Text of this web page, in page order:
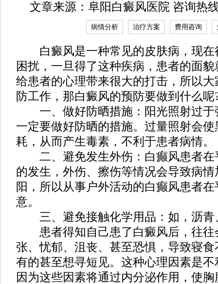
文章来源：阜阳白癜风医院 咨询热
病情分析 治疗方案 费用咨询
白癜风是一种常见的皮肤病，现在
困扰，一旦得了这种疾病，患者的面
给患者的心理带来很大的打击，所以
防工作，那白癜风的预防要做到什么呢
一、做好防晒措施：阳光照射过于
一定要做好防晒的措施。过量照射会
耗，从而产生毒素，不利于患者病情。
二、避免发生外伤：白癫风患者在
的发生，外伤、擦伤等情况会导致病
阳，所以从事户外活动的白癫风患者
意。
三、避免接触化学用品：如，沥青
患者得知自己患了白癜风后，往往
张、忧郁、沮丧、甚至恐惧，导致寝
有的甚至想寻短见。这种心理因素是
因为这些因素将通过内分泌作用，使